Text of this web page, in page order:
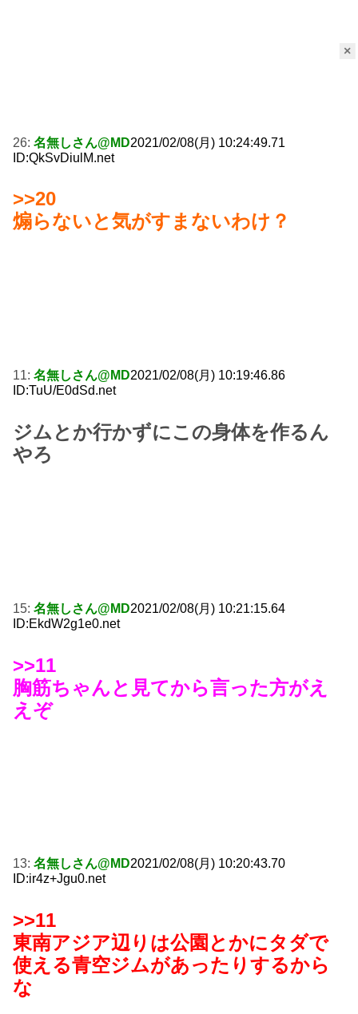
×
26: 名無しさん@MD2021/02/08(月) 10:24:49.71
ID:QkSvDiulM.net
>>20
煽らないと気がすまないわけ？
11: 名無しさん@MD2021/02/08(月) 10:19:46.86
ID:TuU/E0dSd.net
ジムとか行かずにこの身体を作るん
やろ
15: 名無しさん@MD2021/02/08(月) 10:21:15.64
ID:EkdW2g1e0.net
>>11
胸筋ちゃんと見てから言った方がえ
えぞ
13: 名無しさん@MD2021/02/08(月) 10:20:43.70
ID:ir4z+Jgu0.net
>>11
東南アジア辺りは公園とかにタダで
使える青空ジムがあったりするから
な